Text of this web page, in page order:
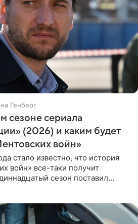
Генберг
сезоне сериала
(2026) и каким будет
войн»
стало известно, что история
войн» все-таки получит
сезон поставил